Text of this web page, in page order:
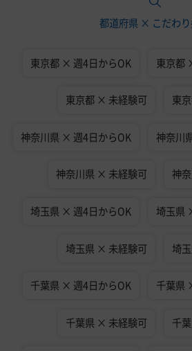
都道府県 × こだわ
東京都 × 週4日からOK 東京都
東京都 × 未経験可 東
神奈川県 × 週4日からOK 神奈川
神奈川県 × 未経験可 神
埼玉県 × 週4日からOK 埼玉県
埼玉県 × 未経験可 埼
千葉県 × 週4日からOK 千葉県
千葉県 × 未経験可 千